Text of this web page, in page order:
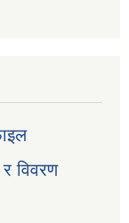
विवरण